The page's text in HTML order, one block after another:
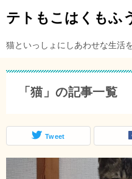
テトもこはくもふ
猫といっしょにしあわせな生活を
「猫」の記事一覧
Tweet